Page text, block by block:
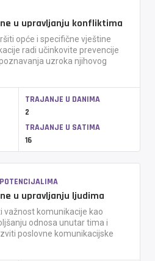
u upravljanju konfliktima
opće i specifične vještine
radi učinkovite prevencije
uzroka njihovog
TRAJANJE U DANIMA
2
TRAJANJE U SATIMA
16
u upravljanju ljudima
važnost komunikacije kao
odnosa unutar tima i
poslovne komunikacijske